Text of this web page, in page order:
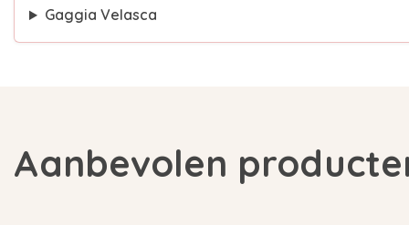
Gaggia Velasca
Aanbevolen